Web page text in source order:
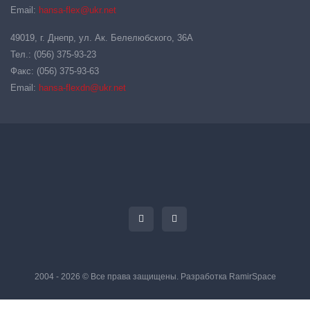
Email: hansa-flex@ukr.net
49019, г. Днепр, ул. Ак. Белелюбского, 36А
Тел.: (056) 375-93-23
Факс: (056) 375-93-63
Email: hansa-flexdn@ukr.net
2004 - 2026 © Все права защищены. Разработка RamirSpace